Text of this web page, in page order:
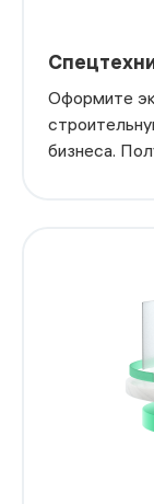
Оформите
бизнеса.